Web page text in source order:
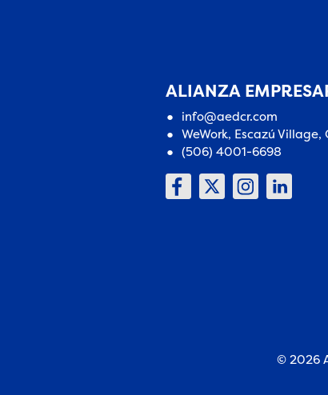
ALIANZA
info@aedcr.com
WeWork, Escazú
(506) 4001-6698
© 2026